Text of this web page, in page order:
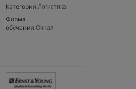
Категория:Логистика
Форма
обучения:Очная